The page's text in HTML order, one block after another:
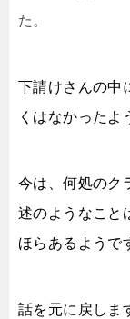
た。
下請けさんの中
くはなかったよ
今は、何処のク
述のようなこと
ほらあるようで
話を元に戻しま